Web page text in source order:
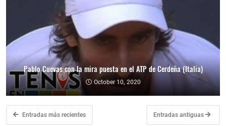
Pablo Cuevas con la mira puesta en el ATP de Cerdeña (Italia)
October 10, 2020
Entradas más recientes Entradas antiguas